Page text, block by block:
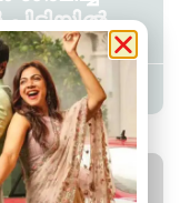
നെടുമങ്ങാട്